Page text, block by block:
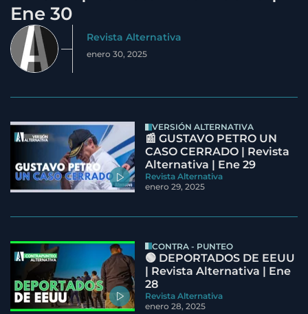
Ene 30
Revista Alternativa
enero 30, 2025
VERSIÓN ALTERNATIVA
📰 GUSTAVO PETRO UN
CASO CERRADO | Revista
Alternativa | Ene 29
Revista Alternativa
enero 29, 2025
CONTRA - PUNTEO
🟢 DEPORTADOS DE EEUU
| Revista Alternativa | Ene
28
Revista Alternativa
enero 28, 2025